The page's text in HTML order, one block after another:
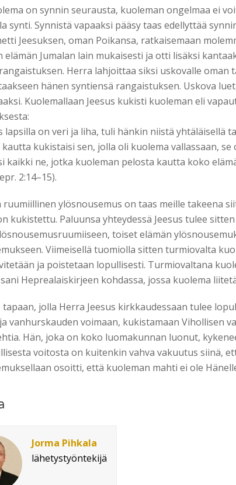
on synnin seurausta, kuoleman ongelmaa ei
synti. Synnistä vapaaksi pääsy taas edellyttää
Jeesuksen, oman Poikansa, ratkaisemaan
elämän Jumalan lain mukaisesti ja otti lisäksi
Herra lahjoittaa siksi uskovalle oman
hänen syntiensä rangaistuksen. Uskova
Kuolemallaan Jeesus kukisti kuoleman eli
lapsilla on veri ja liha, tuli hänkin niistä yhtäläisellä
kukistaisi sen, jolla oli kuolema vallassaan, se
kaikki ne, jotka kuoleman pelosta kautta koko
2:14–15).
ruumiillinen ylösnousemus on taas meille takeena
kukistettu. Paluunsa yhteydessä Jeesus tulee
toiset elämän
Viimeisellä tuomiolla sitten turmiovalta
ja poistetaan lopullisesti. Turmiovaltana
Heprealaiskirjeen kohdassa, jossa kuolema
jolla Herra Jeesus kirkkaudessaan tulee
vanhurskauden voimaan, kukistamaan Vihollisen
Hän, joka on koko luomakunnan luonut,
voitosta on kuitenkin vahva vakuutus siinä,
osoitti, että kuoleman mahti ei ole
Jorma Pihkala
lähetystyöntekijä